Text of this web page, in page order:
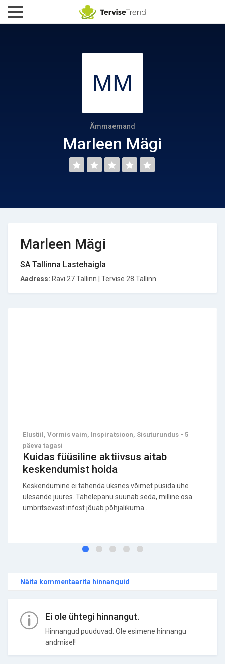
Ämmaemand
Marleen Mägi
Marleen Mägi
SA Tallinna Lastehaigla
Aadress: Ravi 27 Tallinn | Tervise 28 Tallinn
Elustiil, Vormis vaim, Inspiratsioon, Sisuturundus - 5
päeva tagasi
Kuidas füüsiline aktiivsus aitab
keskendumist hoida
Keskendumine ei tähenda üksnes võimet püsida ühe
ülesande juures. Tähelepanu suunab seda, milline osa
ümbritsevast infost jõuab põhjalikuma...
Näita kommentaarita hinnanguid
Ei ole ühtegi hinnangut.
Hinnangud puuduvad. Ole esimene hinnangu
andmisel!